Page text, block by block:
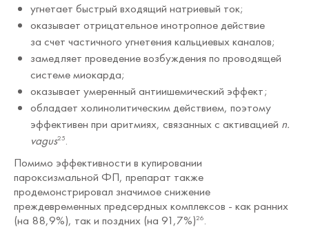
угнетает быстрый входящий натриевый ток;
оказывает отрицательное инотропное действие
за счет частичного угнетения кальциевых каналов;
замедляет проведение возбуждения по проводящей
системе миокарда;
оказывает умеренный антиишемический эффект;
обладает холинолитическим действием, поэтому
эффективен при аритмиях, связанных с активацией n.
vagus25.
Помимо эффективности в купировании
пароксизмальной ФП, препарат также
продемонстрировал значимое снижение
преждевременных предсердных комплексов - как ранних
(на 88,9%), так и поздних (на 91,7%)26.